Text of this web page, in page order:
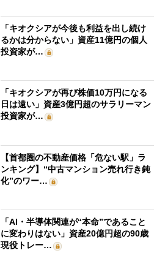
「キオクシアが今後も利益を出し続け
るかは分からない」資産11億円の個人
投資家が…
「キオクシアが再び株価10万円になる
日は遠い」資産3億円超のサラリーマン
投資家が…
【首都圏の不動産価格「危ない駅」ラ
ンキング】“中古マンション売れ行き鈍
化”のワー…
「AI・半導体関連が“本命”であること
に変わりはない」資産20億円超の90歳
現役トレー…